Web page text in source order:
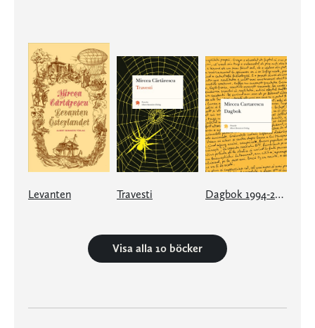
Levanten Travesti Dagbok 1994-2003
Visa alla 10 böcker